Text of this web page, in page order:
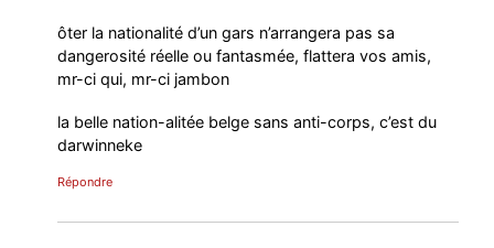
ôter la nationalité d’un gars n’arrangera pas sa
dangerosité réelle ou fantasmée, flattera vos amis,
mr-ci qui, mr-ci jambon
la belle nation-alitée belge sans anti-corps, c’est du
darwinneke
Répondre